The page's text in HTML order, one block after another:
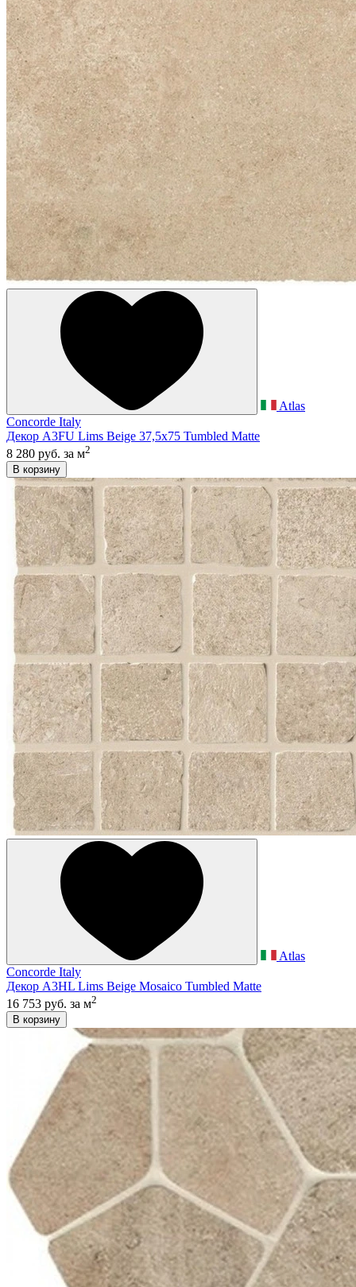
Atlas
Concorde Italy
Декор A3FU Lims Beige 37,5x75 Tumbled Matte
8 280 руб. за м2
В корзину
Atlas
Concorde Italy
Декор A3HL Lims Beige Mosaico Tumbled Matte
16 753 руб. за м2
В корзину